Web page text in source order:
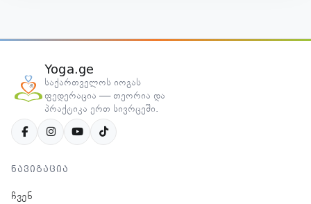
Yoga.ge
საქართველოს იოგას
ფედერაცია — თეორია და
პრაქტიკა ერთ სივრცეში.
ნავიგაცია
ჩვენ